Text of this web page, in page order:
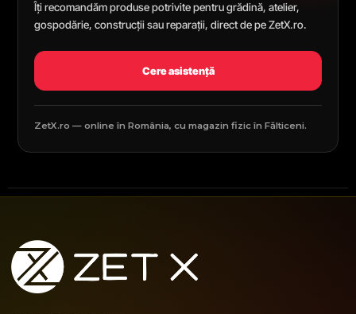
Îți recomandăm produse potrivite pentru grădină, atelier,
gospodărie, construcții sau reparații, direct de pe ZetX.ro.
Cere asistență
ZetX.ro — online în România, cu magazin fizic în Fălticeni.